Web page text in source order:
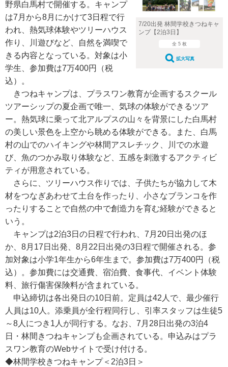
7/20出発 林間学校きつねキャ
ンプ【2泊3日】
全 5 枚
拡大写真
野県白馬村で開催する。キャンプ
は7月から8月にかけて3日程で行
われ、熱気球体験やツリーハウス
作り、川遊びなど、自然を満喫で
きる内容となっている。対象は小
学生、参加費は7万400円（税
込）。
きつねキャンプは、プラスワン教育が企画するスクール
ツアーシップの夏企画で唯一、気球の体験ができるツア
ー。熱気球に乗って北アルプスの山々を背景にした白馬村
の美しい景色を上空から眺める体験ができる。また、白馬
村の山でのハイキングや林間アスレチック、川での水遊
び、魚のつかみ取り体験など、五感を刺激するアクティビ
ティが用意されている。
さらに、ツリーハウス作りでは、子供たちが協力して木
材をつなぎあわせて土台を作ったり、小さなブランコを作
ったりすることで自然の中で創造力を育む経験ができると
いう。
キャンプは2泊3日の日程で行われ、7月20日出発のほ
か、8月17日出発、8月22日出発の3日程で開催される。参
加対象は小学1年生から6年生まで。参加費は7万400円（税
込）。参加費には交通費、宿泊費、食事代、イベント体験
料、旅行傷害保険料が含まれている。
申込締切は各出発日の10日前。定員は42人で、最少催行
人員は10人。添乗員が全行程同行し、引率スタッフは生徒5
～8人につき1人が同行する。なお、7月28日出発の3泊4
日・林間きつねキャンプも企画されている。申込みはプラ
スワン教育のWebサイトで受け付ける。
◆林間学校きつねキャンプ＜2泊3日＞